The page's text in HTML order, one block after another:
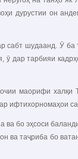
дурустии он
сабт шудаанд. Ӯ ба
ӯ дар тарбияи
маорифи халқи
ифтихорномаҳои
бо эҳсоси
ва таҷриба бо